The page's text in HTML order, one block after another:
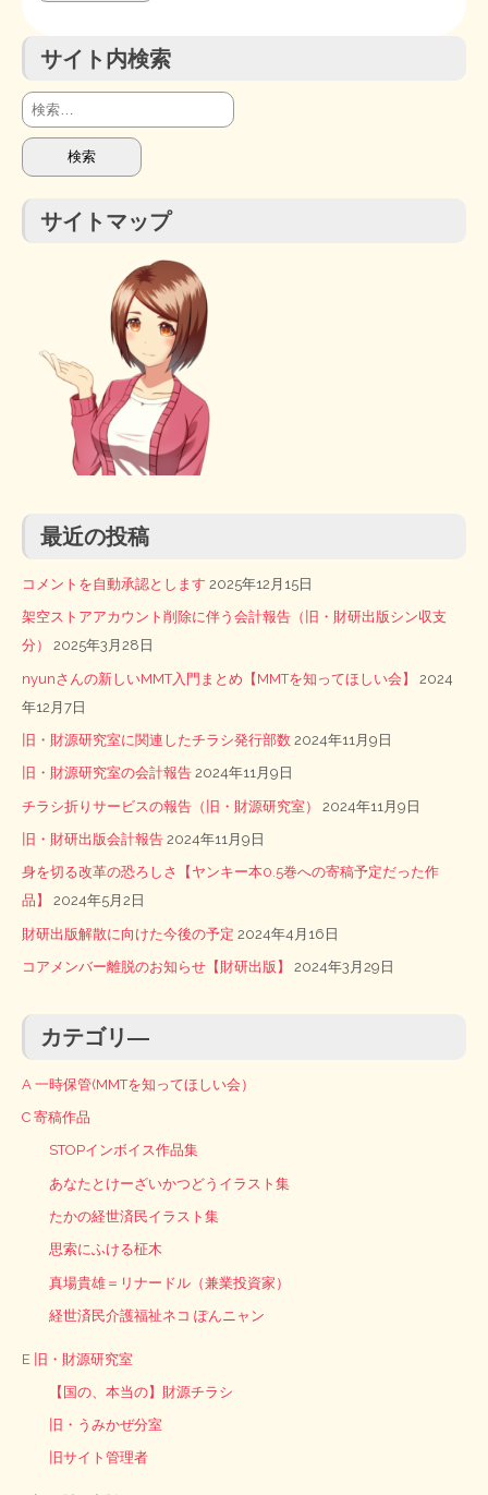
サイト内検索
検
索:
サイトマップ
最近の投稿
コメントを自動承認とします 2025年12月15日
架空ストアアカウント削除に伴う会計報告（旧・財研出版シン収支
分）
2025年3月28日
nyunさんの新しいMMT入門まとめ【MMTを知ってほしい会】
2024
年12月7日
旧・財源研究室に関連したチラシ発行部数 2024年11月9日
旧・財源研究室の会計報告 2024年11月9日
チラシ折りサービスの報告（旧・財源研究室） 2024年11月9日
旧・財研出版会計報告 2024年11月9日
身を切る改革の恐ろしさ【ヤンキー本0.5巻への寄稿予定だった作
品】
2024年5月2日
財研出版解散に向けた今後の予定 2024年4月16日
コアメンバー離脱のお知らせ【財研出版】 2024年3月29日
カテゴリ―
A 一時保管(MMTを知ってほしい会）
C 寄稿作品
STOPインボイス作品集
あなたとけーざいかつどうイラスト集
たかの経世済民イラスト集
思索にふける柾木
真場貴雄＝リナードル（兼業投資家）
経世済民介護福祉ネコ ぽんニャン
E 旧・財源研究室
【国の、本当の】財源チラシ
旧・うみかぜ分室
旧サイト管理者